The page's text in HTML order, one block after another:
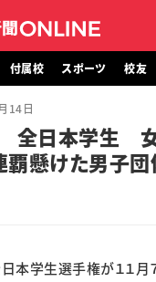
付属校 スポーツ 校友
14日
全日本学生
懸けた男子団
本学生選手権が１１月